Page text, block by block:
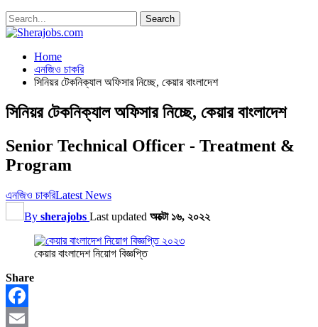
Home
এনজিও চাকরি
সিনিয়র টেকনিক্যাল অফিসার নিচ্ছে, কেয়ার বাংলাদেশ
সিনিয়র টেকনিক্যাল অফিসার নিচ্ছে, কেয়ার বাংলাদেশ
Senior Technical Officer - Treatment &
Program
এনজিও চাকরিLatest News
By sherajobs Last updated অক্টো ১৬, ২০২২
কেয়ার বাংলাদেশ নিয়োগ বিজ্ঞপ্তি
Share
Facebook